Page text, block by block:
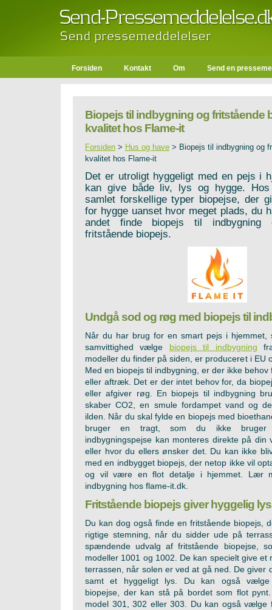
Forsiden Kontakt Om Send en
Biopejs til indbygning og fritstående
kvalitet hos Flame-it
Forsiden > Hus og have > Biopejs til indbygning og
kvalitet hos Flame-it
Det er utroligt hyggeligt med en pejs i
kan give både liv, lys og hygge.
samlet forskellige typer biopejse, der
for hygge uanset hvor meget plads, du
andet finde biopejs til
fritstående biopejs.
Undgå sod og røg med biopejs til
Når du har brug for en smart pejs i hjemmet,
samvittighed vælge biopejs til indbygning
modeller du finder på siden, er produceret i EU
Med en biopejs til indbygning, er der ikke
eller aftræk. Det er der intet behov for, da
eller afgiver røg. En biopejs til indbygning
skaber CO2, en smule fordampet vand og
ilden. Når du skal fylde en biopejs med
bruger en tragt, som du ikke bruger
indbygningspejse kan monteres direkte på
eller hvor du ellers ønsker det. Du kan ikke
med en indbygget biopejs, der netop ikke vil
og vil være en flot detalje i hjemmet. Lær
indbygning hos flame-it.dk.
Fritstående biopejs giver hyggelig
Du kan dog også finde en fritstående biopejs,
rigtige stemning, når du sidder ude på
spændende udvalg af fritstående biopejse,
modeller 1001 og 1002. De kan specielt give
terrassen, når solen er ved at gå ned. De giver
samt et hyggeligt lys. Du kan også vælge
biopejse, der kan stå på bordet som flot
model 301, 302 eller 303. Du kan også vælge